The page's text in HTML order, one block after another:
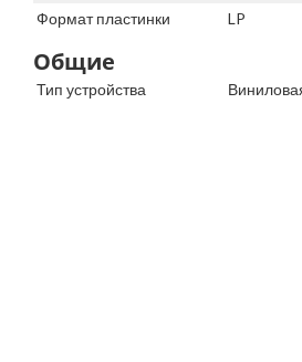
Формат пластинки LP
Общие
Тип устройства